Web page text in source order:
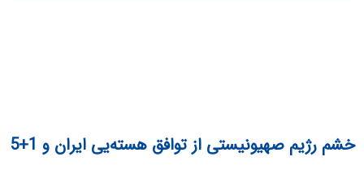
خشم رژیم صهیونیستی از توافق هسته‌یی ایران و 1+5